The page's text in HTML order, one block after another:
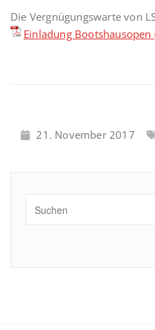
Die Vergnügungswarte von
Einladung Bootshausopen
21. November 2017